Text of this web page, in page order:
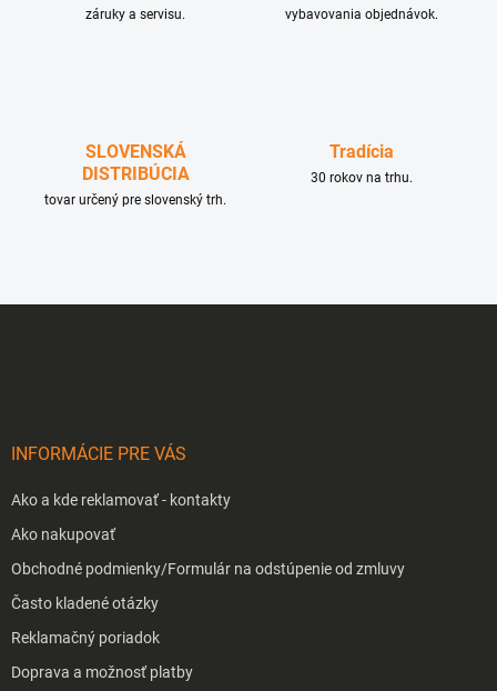
záruky a servisu. vybavovania objednávok.
SLOVENSKÁ
DISTRIBÚCIA
tovar určený pre slovenský trh.
Tradícia
30 rokov na trhu.
INFORMÁCIE PRE VÁS
Ako a kde reklamovať - kontakty
Ako nakupovať
Obchodné podmienky/Formulár na odstúpenie od zmluvy
Často kladené otázky
Reklamačný poriadok
Doprava a možnosť platby